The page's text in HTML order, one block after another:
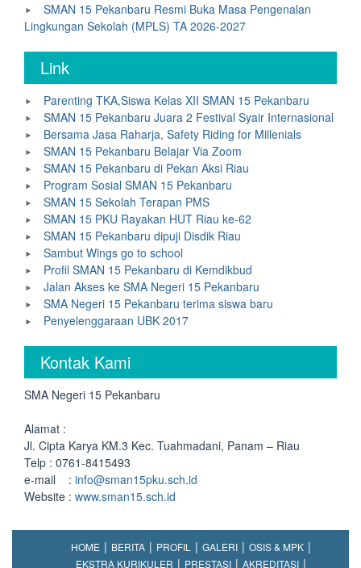
SMAN 15 Pekanbaru Resmi Buka Masa Pengenalan
Lingkungan Sekolah (MPLS) TA 2026-2027
Link
Parenting TKA,Siswa Kelas XII SMAN 15 Pekanbaru
SMAN 15 Pekanbaru Juara 2 Festival Syair Internasional
Bersama Jasa Raharja, Safety Riding for Millenials
SMAN 15 Pekanbaru Belajar Via Zoom
SMAN 15 Pekanbaru di Pekan Aksi Riau
Program Sosial SMAN 15 Pekanbaru
SMAN 15 Sekolah Terapan PMS
SMAN 15 PKU Rayakan HUT Riau ke-62
SMAN 15 Pekanbaru dipuji Disdik Riau
Sambut Wings go to school
Profil SMAN 15 Pekanbaru di Kemdikbud
Jalan Akses ke SMA Negeri 15 Pekanbaru
SMA Negeri 15 Pekanbaru terima siswa baru
Penyelenggaraan UBK 2017
Kontak Kami
SMA Negeri 15 Pekanbaru
Alamat :
Jl. Cipta Karya KM.3 Kec. Tuahmadani, Panam – Riau
Telp : 0761-8415493
e-mail : info@sman15pku.sch.id
Website : www.sman15.sch.id
HOME BERITA PROFIL GALERI
OSIS & MPK
EKSTRA KURIKULER
PRESTASI AKREDITASI